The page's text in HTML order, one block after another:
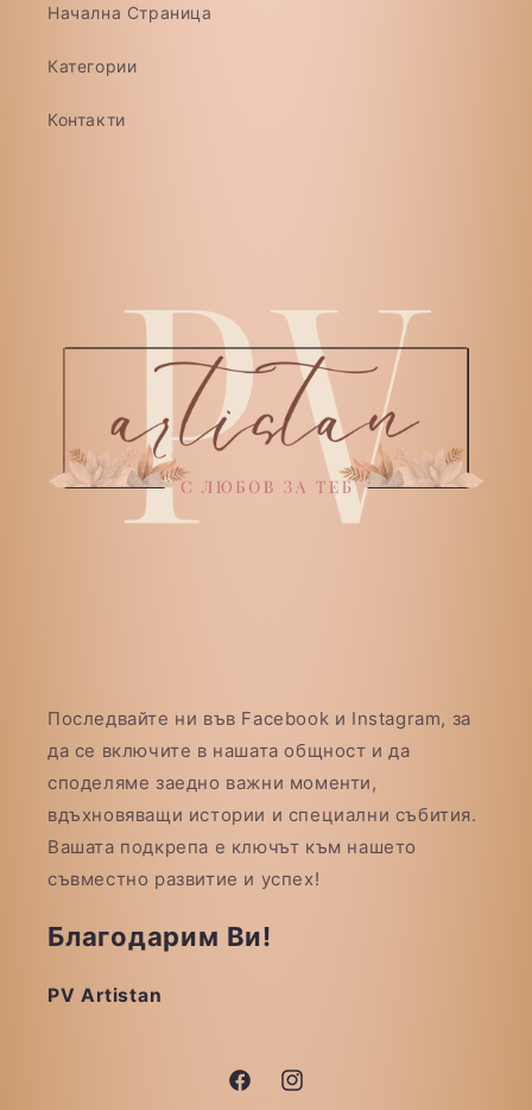
Начална Страница
Категории
Контакти
Последвайте ни във Facebook и Instagram, за
да се включите в нашата общност и да
споделяме заедно важни моменти,
вдъхновяващи истории и специални събития.
Вашата подкрепа е ключът към нашето
съвместно развитие и успех!
Благодарим Ви!
PV Artistan
FacebookInstagram